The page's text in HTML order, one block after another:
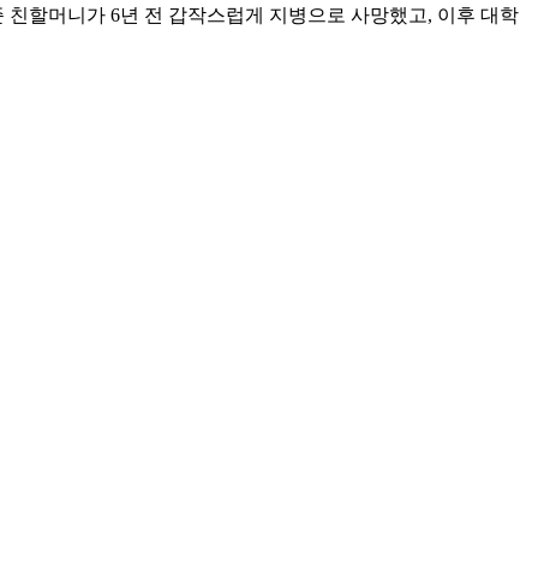
할머니가 6년 전 갑작스럽게 지병으로 사망했고, 이후 대학